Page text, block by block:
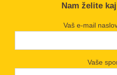
Nam želite
Vaš e-mail
Vaše